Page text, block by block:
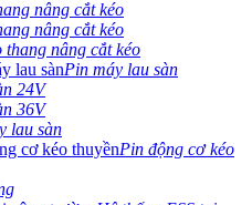
nâng cắt kéo
nâng cắt kéo
thang nâng cắt kéo
Pin máy lau sàn
24V
36V
lau sàn
Pin động cơ kéo